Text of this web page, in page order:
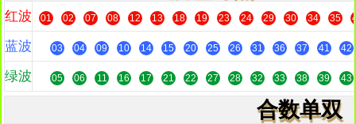
红波 01 02 07 08 12 13 18 19 23 24 29 30 34 35
蓝波 03 04 09 10 14 15 20 25 26 31 36 37 41 42
绿波 05 06 11 16 17 21 22 27 28 32 33 38 39 43
合数单双